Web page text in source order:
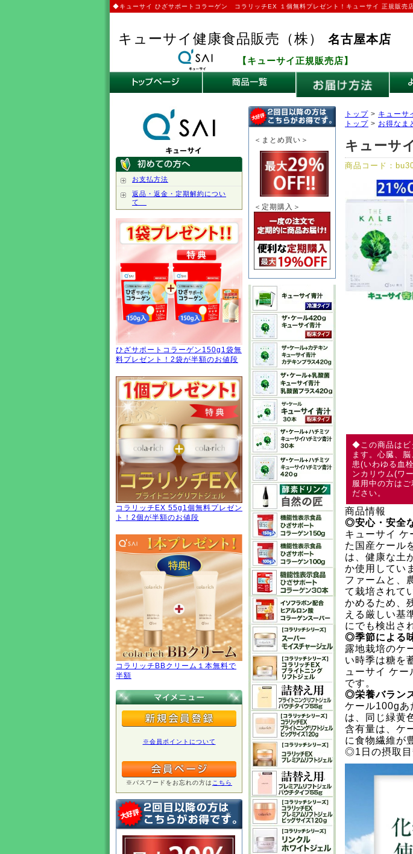
◆キューサイ ひざサポートコラーゲン コラリッチEX １個無料プレゼント！キューサイ 正規販売
キューサイ健康食品販売（株） 名古屋本店
【キューサイ正規販売店】
お支払方法
返品・返金・定期解約につい
て
ひざサポートコラーゲン150g1袋無
料プレゼント！2袋が半額のお値段
コラリッチEX 55g1個無料プレゼン
ト！2個が半額のお値段
コラリッチBBクリーム１本無料で
半額
※会員ポイントについて
※パスワードをお忘れの方は こちら
＜まとめ買い＞
＜定期購入＞
トップ > キューサ
トップ > お得なま
キューサ
商品コード：
◆この商品はビ
ます。心臓、
患(いわゆる血
ンカリウム(ワ
服用中の方はご
ださい。
商品情報
◎安心・安全
キューサイ ケ
た国産ケール
は、健康な土
か使用してい
ファームと、
て栽培されて
かめるため、
える厳しい基
にでも検出さ
◎季節による
露地栽培のケ
い時季は糖を
ューサイ ケ
です。
◎栄養バラン
ケール100gあ
は、同じ緑黄
含有量は、ケ
に食物繊維が
◎1日の摂取目